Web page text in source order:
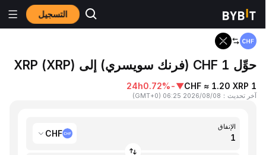
التسجيل المنزٍل CHF to XRP
حوِّل 1 CHF (فرنك سويسري) إلى XRP (XRP)
1 CHF ≈ 1.20 XRP
▼
-0.72%
24h
آخر تحديث：
2026/08/08 06:25
(
GMT+0
)
الإنفاق
CHF